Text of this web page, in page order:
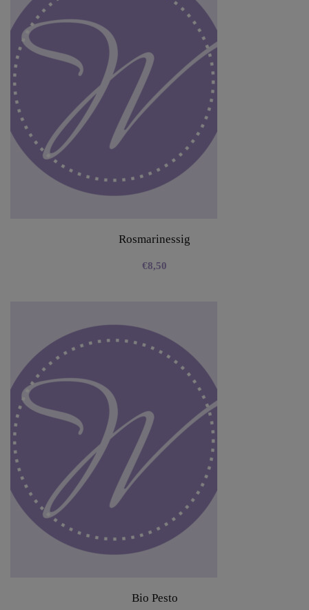
Rosmarinessig
€8,50
Bio Pesto